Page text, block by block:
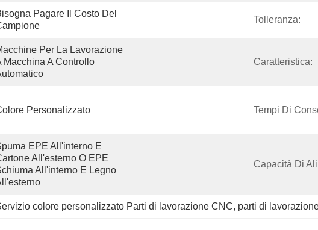
Pagare Il Costo Del
Tolleranza:
Per La Lavorazione
Macchina A Controllo
Caratteristica:
Personalizzato Tempi Di
EPE All'interno E
All'esterno O EPE
All'interno E Legno
Capacità Di
colore personalizzato Parti di lavorazione CNC, parti di